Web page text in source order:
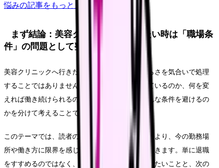
悩みの記事をもっと見る
まず結論：美容クリニックへ行きたい時は「職場条
件」の問題として整理する
美容クリニックへ行きたい時に大切なのは、つらさを気合いで処理
することではありません。今の職場で何が起きているのか、何を変
えれば働き続けられるのか、離れるなら次にどんな条件を避けるの
かを分けて考えることです。
このテーマでは、読者の中心を「看護師そのものより、今の勤務場
所や働き方に限界を感じている看護師さん」に置きます。単に退職
をすすめるのではなく、職場を変える前に確認したいことと、次の